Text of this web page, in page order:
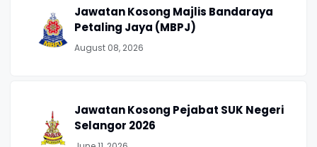
Jawatan Kosong Majlis Bandaraya
Petaling Jaya (MBPJ)
August 08, 2026
Jawatan Kosong Pejabat SUK Negeri
Selangor 2026